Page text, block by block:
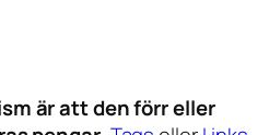
är att den förr eller